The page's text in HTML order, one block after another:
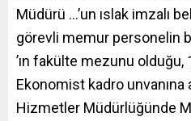
Müdürü …’un ıslak imzalı
görevli memur personelin
’ın fakülte mezunu
Ekonomist kadro unvanına
Hizmetler Müdürlüğünde